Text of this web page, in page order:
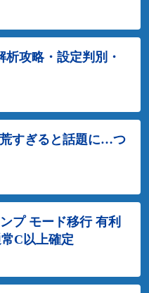
攻略・設定判別・
すぎると話題に…つ
プ モード移行 有利
C以上確定